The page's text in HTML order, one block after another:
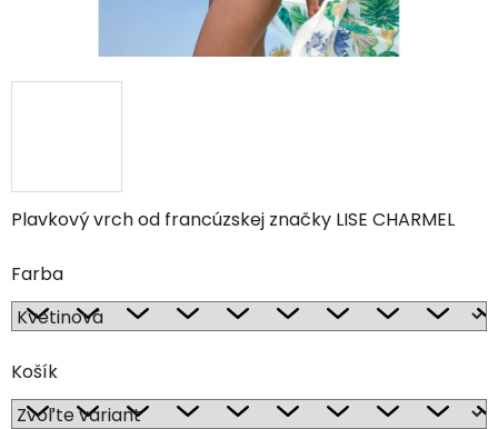
Plavkový vrch od francúzskej značky LISE CHARMEL
Farba
Košík